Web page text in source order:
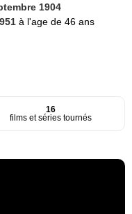
1904
à l'age de 46 ans
16
films et séries tournés